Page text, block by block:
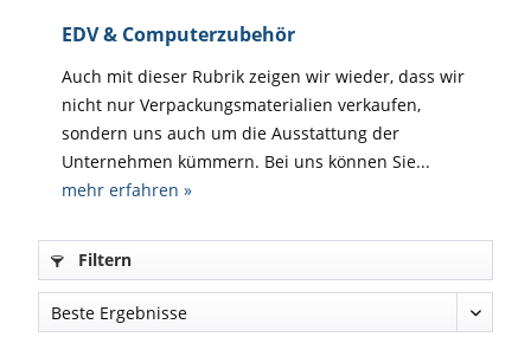
EDV & Computerzubehör
Auch mit dieser Rubrik zeigen wir wieder, dass wir
nicht nur Verpackungsmaterialien verkaufen,
sondern uns auch um die Ausstattung der
Unternehmen kümmern. Bei uns können Sie...
mehr erfahren »
Filtern